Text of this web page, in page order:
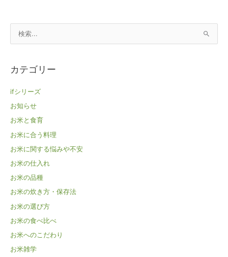
象
カテゴリー
ifシリーズ
お知らせ
お米と食育
お米に合う料理
お米に関する悩みや不安
お米の仕入れ
お米の品種
お米の炊き方・保存法
お米の選び方
お米の食べ比べ
お米へのこだわり
お米雑学